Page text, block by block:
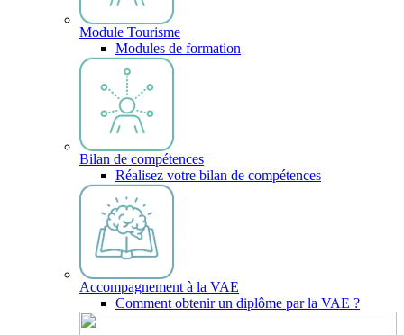
Module Tourisme
Modules de formation
Bilan de compétences
Réalisez votre bilan de compétences
Accompagnement à la VAE
Comment obtenir un diplôme par la VAE ?